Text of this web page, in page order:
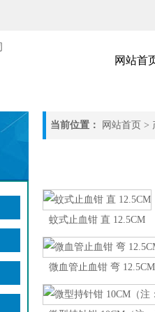
网站首
当前位置： 网站首页 >
蚊式止血钳 直 12.5CM
微血管止血钳 弯 12.5CM